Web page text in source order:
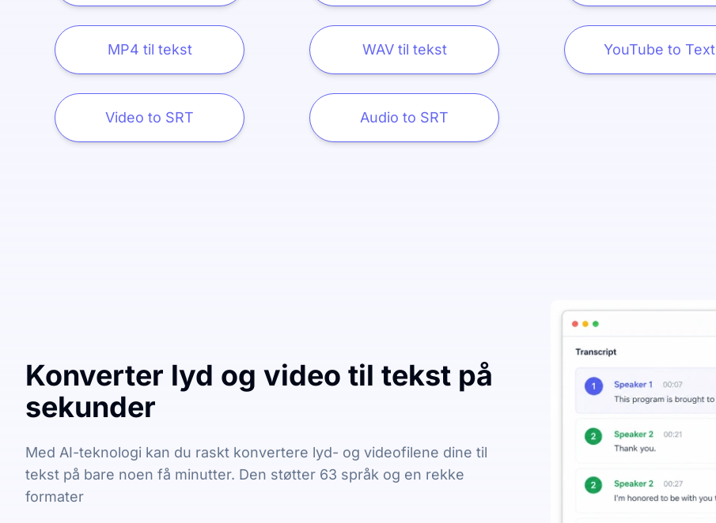
MP4 til tekst WAV til tekst YouTube to Text
Video to SRT Audio to SRT
Konverter lyd og video til tekst på
sekunder
Med AI-teknologi kan du raskt konvertere lyd- og videofilene dine til
tekst på bare noen få minutter. Den støtter 63 språk og en rekke
formater